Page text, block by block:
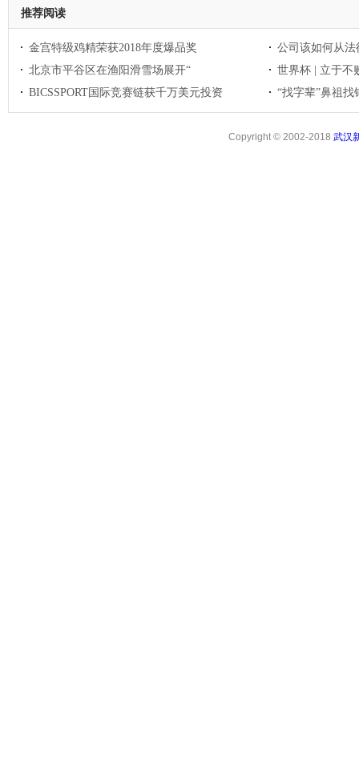
推荐阅读
金宫特级鸡精荣获2018年度爆品奖
公司该如何从
北京市平谷区在渔阳滑雪场展开“
世界杯 | 立于不
BICSSPORT国际竞赛链获千万美元投资
“找字辈”鼻祖
Copyright © 2002-2018 武汉